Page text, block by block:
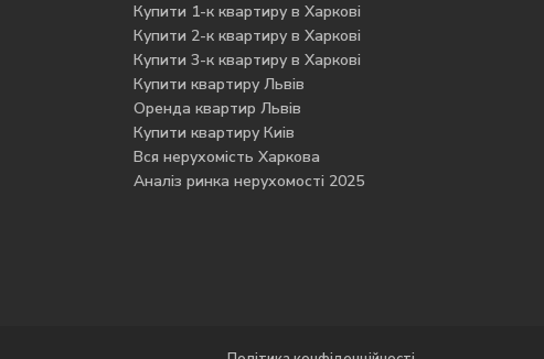
Купити 1-к квартиру в Харкові
Купити 2-к квартиру в Харкові
Купити 3-к квартиру в Харкові
Купити квартиру Львів
Оренда квартир Львів
Купити квартиру Киів
Вся нерухомість Харкова
Аналіз ринка нерухомості 2025